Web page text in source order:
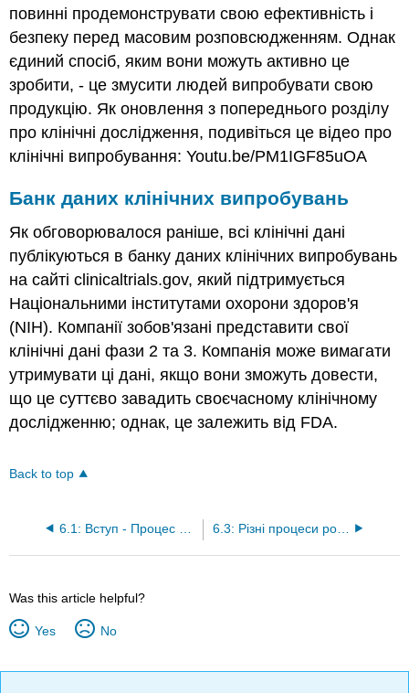
повинні продемонструвати свою ефективність і
безпеку перед масовим розповсюдженням. Однак
єдиний спосіб, яким вони можуть активно це
зробити, - це змусити людей випробувати свою
продукцію. Як оновлення з попереднього розділу
про клінічні дослідження, подивіться це відео про
клінічні випробування: Youtu.be/PM1IGF85uOA
Банк даних клінічних випробувань
Як обговорювалося раніше, всі клінічні дані
публікуються в банку даних клінічних випробувань
на сайті clinicaltrials.gov, який підтримується
Національними інститутами охорони здоров'я
(NIH). Компанії зобов'язані представити свої
клінічні дані фази 2 та 3. Компанія може вимагати
утримувати ці дані, якщо вони зможуть довести,
що це суттєво завадить своєчасному клінічному
дослідженню; однак, це залежить від FDA.
Back to top
6.3: Різні процеси розгляду застосування наркотиків
Was this article helpful?
Yes No